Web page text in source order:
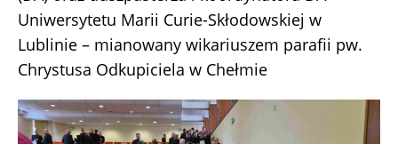
Uniwersytetu Marii Curie-Skłodowskiej w
Lublinie – mianowany wikariuszem parafii pw.
Chrystusa Odkupiciela w Chełmie